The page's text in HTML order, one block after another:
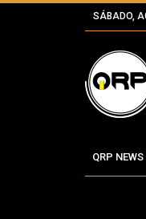
SÁBADO,
QRP NEWS